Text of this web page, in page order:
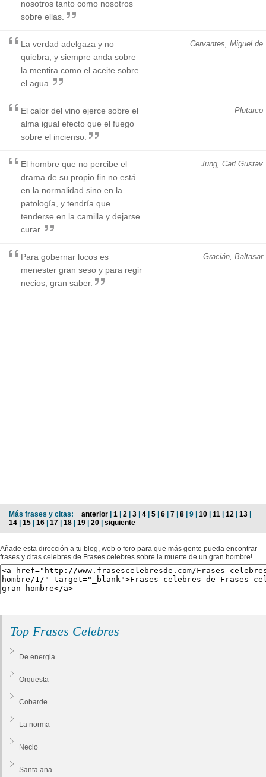
nosotros tanto como nosotros
sobre ellas.
Cervantes, Miguel de
La verdad adelgaza y no
quiebra, y siempre anda sobre
la mentira como el aceite sobre
el agua.
Plutarco
El calor del vino ejerce sobre el
alma igual efecto que el fuego
sobre el incienso.
Jung, Carl Gustav
El hombre que no percibe el
drama de su propio fin no está
en la normalidad sino en la
patología, y tendría que
tenderse en la camilla y dejarse
curar.
Gracián, Baltasar
Para gobernar locos es
menester gran seso y para regir
necios, gran saber.
Más frases y citas: anterior | 1 | 2 | 3 | 4 | 5 | 6 | 7 | 8 | 9 | 10 | 11 | 12 | 13 |
14 | 15 | 16 | 17 | 18 | 19 | 20 | siguiente
Añade esta dirección a tu blog, web o foro para que más gente pueda encontrar
frases y citas celebres de Frases celebres sobre la muerte de un gran hombre!
Top Frases Celebres
De energia
Orquesta
Cobarde
La norma
Necio
Santa ana